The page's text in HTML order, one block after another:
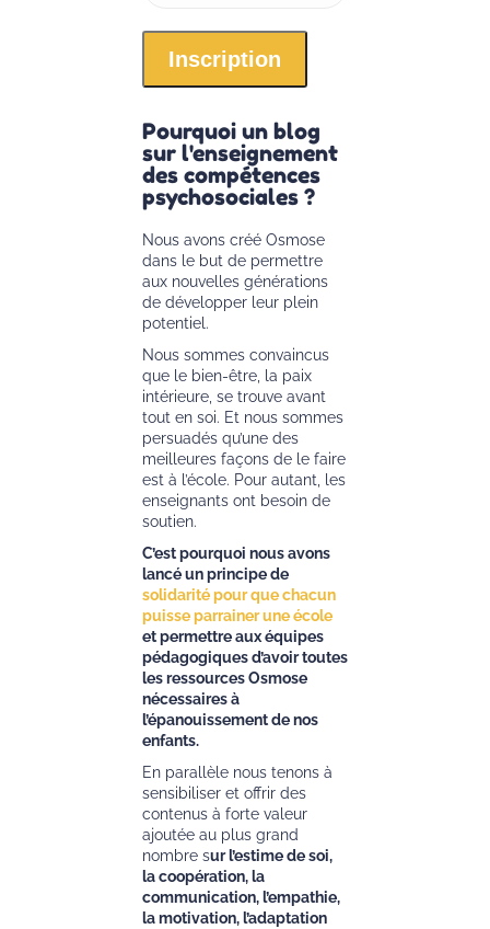
Pourquoi un blog
sur l'enseignement
des compétences
psychosociales ?
Nous avons créé Osmose
dans le but de permettre
aux nouvelles générations
de développer leur plein
potentiel.
Nous sommes convaincus
que le bien-être, la paix
intérieure, se trouve avant
tout en soi. Et nous sommes
persuadés qu’une des
meilleures façons de le faire
est à l’école. Pour autant, les
enseignants ont besoin de
soutien.
C’est pourquoi nous avons
lancé un principe de
solidarité pour que chacun
puisse parrainer une école
et permettre aux équipes
pédagogiques d’avoir toutes
les ressources Osmose
nécessaires à
l’épanouissement de nos
enfants.
En parallèle nous tenons à
sensibiliser et offrir des
contenus à forte valeur
ajoutée au plus grand
nombre sur l’estime de soi,
la coopération, la
communication, l’empathie,
la motivation, l’adaptation